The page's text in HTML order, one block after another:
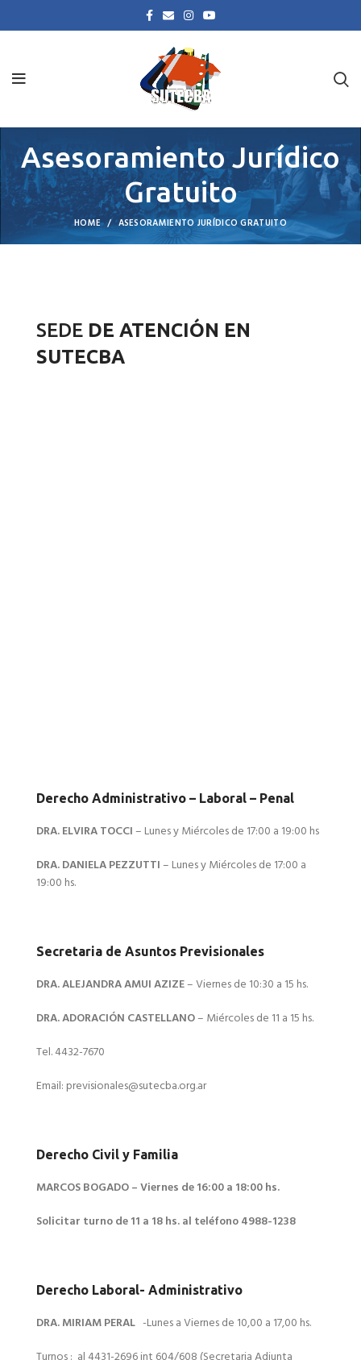
Asesoramiento Jurídico
Gratuito
HOME ASESORAMIENTO JURÍDICO GRATUITO
SEDE DE ATENCIÓN EN
SUTECBA
Derecho Administrativo – Laboral – Penal
DRA. ELVIRA TOCCI– Lunes y Miércoles de 17:00 a 19:00 hs
DRA. DANIELA PEZZUTTI– Lunes y Miércoles de 17:00 a
19:00 hs.
Secretaria de Asuntos Previsionales
DRA. ALEJANDRA AMUI AZIZE– Viernes de 10:30 a 15 hs.
DRA. ADORACIÓN CASTELLANO– Miércoles de 11 a 15 hs.
Tel. 4432-7670
Email: previsionales@sutecba.org.ar
Derecho Civil y Familia
MARCOS BOGADO– Viernes de 16:00 a 18:00 hs.
Solicitar turno de 11 a 18 hs. al teléfono 4988-1238
Derecho Laboral- Administrativo
DRA. MIRIAM PERAL -Lunes a Viernes de 10,00 a 17,00 hs.